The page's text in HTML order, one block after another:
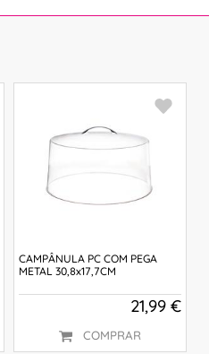
CAMPÂNULA PC COM PEGA
METAL 30,8x17,7CM
21,99 €
COMPRAR